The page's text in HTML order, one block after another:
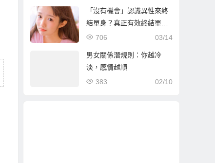
「沒有機會」認識異性來終
結單身？真正有效終結單身
的方式是…
03/14
706
男女關係潛規則：你越冷
淡，感情越順
02/10
383